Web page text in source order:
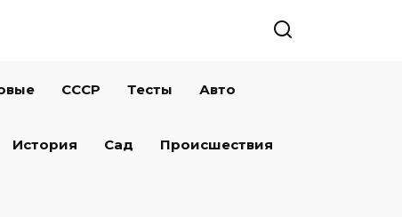
СССР Тесты Авто
История Сад Происшествия